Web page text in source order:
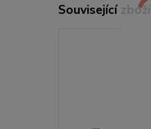
Související zboží